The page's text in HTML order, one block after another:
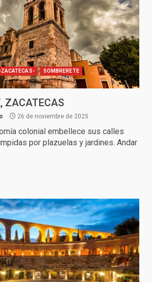
ZACATECAS- SOMBRERETE
ZACATECAS
26 de noviembre de 2025
colonial embellece sus calles
por plazuelas y jardines. Andar